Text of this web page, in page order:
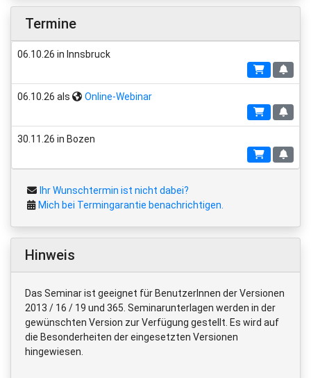
Termine
06.10.26 in Innsbruck
06.10.26 als Online-Webinar
30.11.26 in Bozen
Ihr Wunschtermin ist nicht dabei?
Mich bei Termingarantie benachrichtigen.
Hinweis
Das Seminar ist geeignet für BenutzerInnen der Versionen
2013 / 16 / 19 und 365. Seminarunterlagen werden in der
gewünschten Version zur Verfügung gestellt. Es wird auf
die Besonderheiten der eingesetzten Versionen
hingewiesen.